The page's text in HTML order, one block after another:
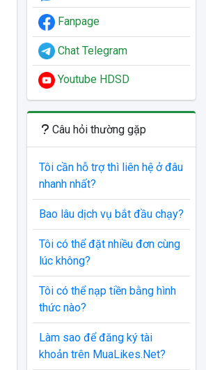
Fanpage
Chat Telegram
Youtube HDSD
Câu hỏi thường gặp
Tôi cần hỗ trợ thì liên hệ ở đâu
nhanh nhất?
Bao lâu dịch vụ bắt đầu chạy?
Tôi có thể đặt nhiều đơn cùng
lúc không?
Tôi có thể nạp tiền bằng hình
thức nào?
Làm sao để đăng ký tài
khoản trên MuaLikes.Net?